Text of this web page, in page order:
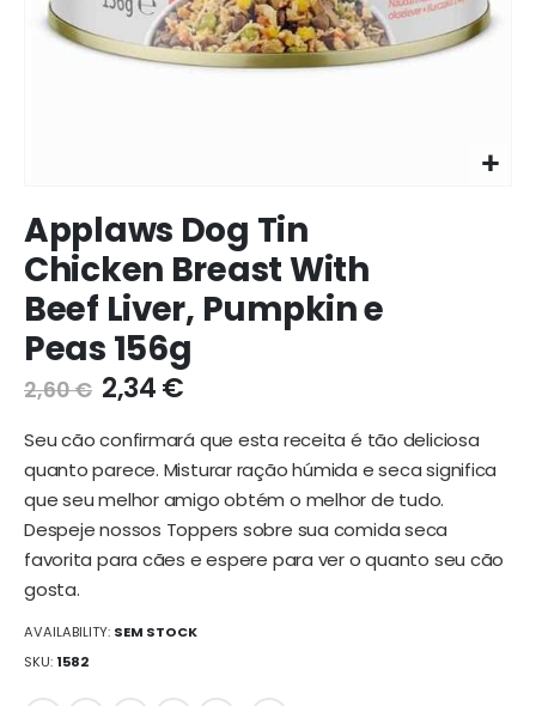
para
o
início
da
galeria
de
Applaws Dog Tin
Chicken Breast With
Beef Liver, Pumpkin e
Peas 156g
2,60 € 2,34 €
Seu cão confirmará que esta receita é tão deliciosa
quanto parece. Misturar ração húmida e seca significa
que seu melhor amigo obtém o melhor de tudo.
Despeje nossos Toppers sobre sua comida seca
favorita para cães e espere para ver o quanto seu cão
gosta.
AVAILABILITY: SEM STOCK
SKU 1582